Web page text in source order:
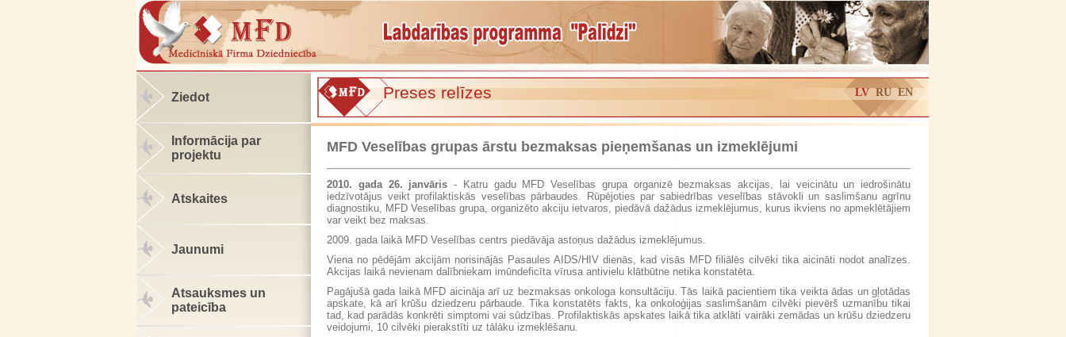
Ziedot
Informācija par
projektu
Atskaites
Jaunumi
Atsauksmes un
pateicība
Preses relīzes LV RU EN
MFD Veselības grupas ārstu bezmaksas pieņemšanas un izmeklējumi
2010. gada 26. janvāris - Katru gadu MFD Veselības grupa organizē bezmaksas akcijas, lai veicinātu un iedrošinātu
iedzīvotājus veikt profilaktiskās veselības pārbaudes. Rūpējoties par sabiedrības veselības stāvokli un saslimšanu agrīnu
diagnostiku, MFD Veselības grupa, organizēto akciju ietvaros, piedāvā dažādus izmeklējumus, kurus ikviens no apmeklētājiem
var veikt bez maksas.
2009. gada laikā MFD Veselības centrs piedāvāja astoņus dažādus izmeklējumus.
Viena no pēdējām akcijām norisinājās Pasaules AIDS/HIV dienās, kad visās MFD filiālēs cilvēki tika aicināti nodot analīzes.
Akcijas laikā nevienam dalībniekam imūndeficīta vīrusa antivielu klātbūtne netika konstatēta.
Pagājušā gada laikā MFD aicināja arī uz bezmaksas onkologa konsultāciju. Tās laikā pacientiem tika veikta ādas un gļotādas
apskate, kā arī krūšu dziedzeru pārbaude. Tika konstatēts fakts, ka onkoloģijas saslimšanām cilvēki pievērš uzmanību tikai
tad, kad parādās konkrēti simptomi vai sūdzības. Profilaktiskās apskates laikā tika atklāti vairāki zemādas un krūšu dziedzeru
veidojumi, 10 cilvēki pierakstīti uz tālāku izmeklēšanu.